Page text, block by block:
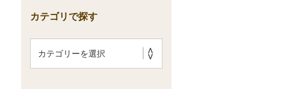
カテゴリで探す